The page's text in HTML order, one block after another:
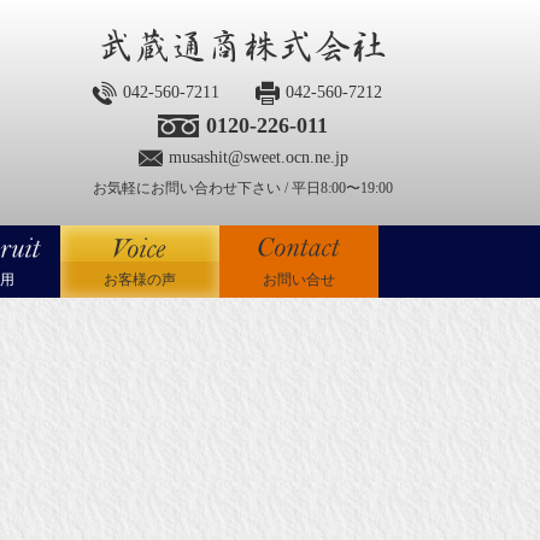
042-560-7211 042-560-7212
0120-226-011
musashit@sweet.ocn.ne.jp
お気軽にお問い合わせ下さい / 平日8:00〜19:00
お客様の声 お問い合せ